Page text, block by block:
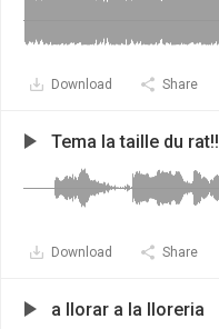
Download Share
Tema la taille du rat!!
Download Share
a llorar a la lloreria